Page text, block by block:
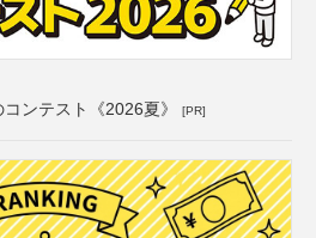
ンテスト《2026夏》 [PR]